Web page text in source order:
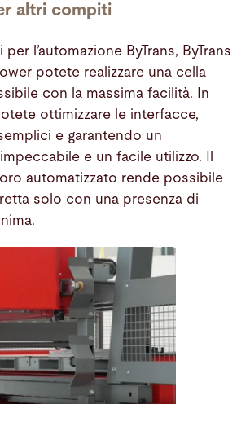
altri compiti
l’automazione ByTrans, ByTrans
potete realizzare una cella
con la massima facilità. In
ottimizzare le interfacce,
e garantendo un
e un facile utilizzo. Il
automatizzato rende possibile
solo con una presenza di